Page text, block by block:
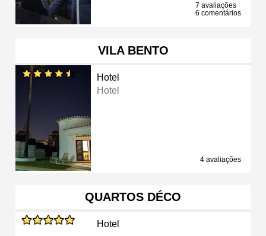
7 avaliações
6 comentários
VILA BENTO
Hotel
Hotel
4 avaliações
QUARTOS DÉCO
Hotel